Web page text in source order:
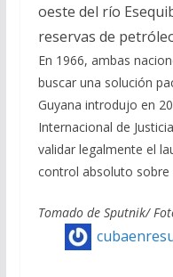
oeste del río
reservas de
En 1966, ambas
buscar una solución
Guyana introdujo en
Internacional de
validar legalmente el
control absoluto sobre
Tomado de Sputnik/